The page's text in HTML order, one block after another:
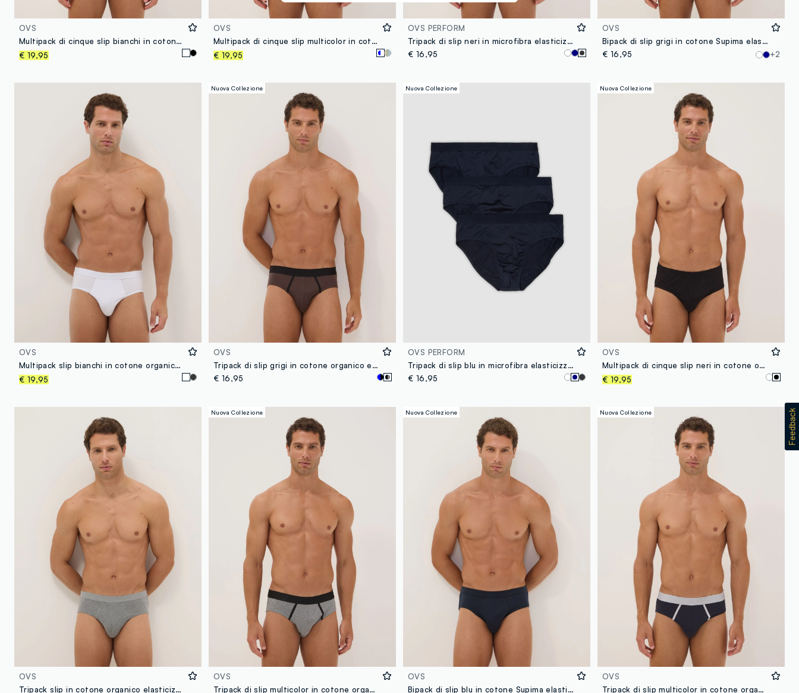
OVS
Multipack di cinque slip bianchi in cotone organico
€ 19,95
OVS
Multipack di cinque slip multicolor in cotone elasticizzato
€ 19,95
OVS PERFORM
Tripack di slip neri in microfibra elasticizzato
€ 16,95
OVS
Bipack di slip grigi in cotone Supima elasticizzato
€ 16,95
+2
OVS
Multipack slip bianchi in cotone organico elasticizzato vestibilità aderente
€ 19,95
Nuova Collezione
OVS
Tripack di slip grigi in cotone organico elasticizzato
€ 16,95
Nuova Collezione
OVS PERFORM
Tripack di slip blu in microfibra elasticizzata
€ 16,95
Nuova Collezione
OVS
Multipack di cinque slip neri in cotone organico
€ 19,95
OVS
Tripack slip in cotone organico elasticizzato grigio regular fit
Nuova Collezione
OVS
Tripack di slip multicolor in cotone organico elasticizzato
Nuova Collezione
OVS
Bipack di slip blu in cotone Supima elasticizzato
Nuova Collezione
OVS
Tripack di slip multicolor in cotone organico elasticizzato